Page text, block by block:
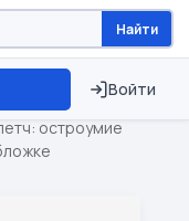
Найти
Войти
⏱ ТОЛЬКО 15 ДНЕЙ
остроумие